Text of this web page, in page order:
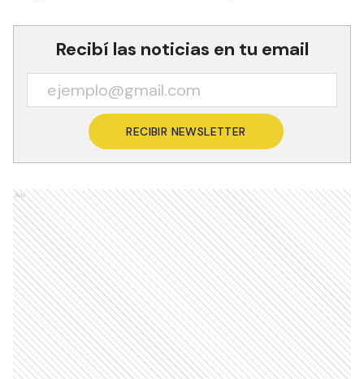
Recibí las noticias en tu email
RECIBIR NEWSLETTER
Ads